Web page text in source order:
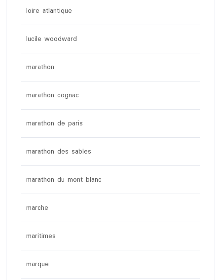
loire atlantique
lucile woodward
marathon
marathon cognac
marathon de paris
marathon des sables
marathon du mont blanc
marche
maritimes
marque